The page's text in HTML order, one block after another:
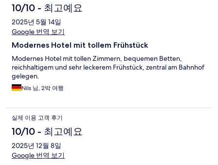
10/10 - 최고예요
2025년 5월 14일
Google 번역 보기
Modernes Hotel mit tollem Frühstück
Modernes Hotel mit tollen Zimmern, bequemen Betten,
reichhaltigem und sehr leckerem Frühstück, zentral am Bahnhof
gelegen.
Nils 님, 2박 여행
실제 이용 고객 후기
10/10 - 최고예요
2025년 12월 8일
Google 번역 보기